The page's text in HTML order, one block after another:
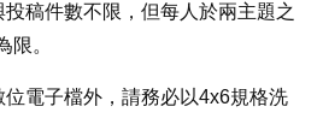
稿件數不限，但每人於兩主題之
限。
電子檔外，請務必以4x6規格洗